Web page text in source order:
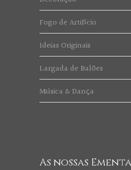
Fogo de Artifício
Ideias Originais
Largada de Balões
Música & Dança
As nossas